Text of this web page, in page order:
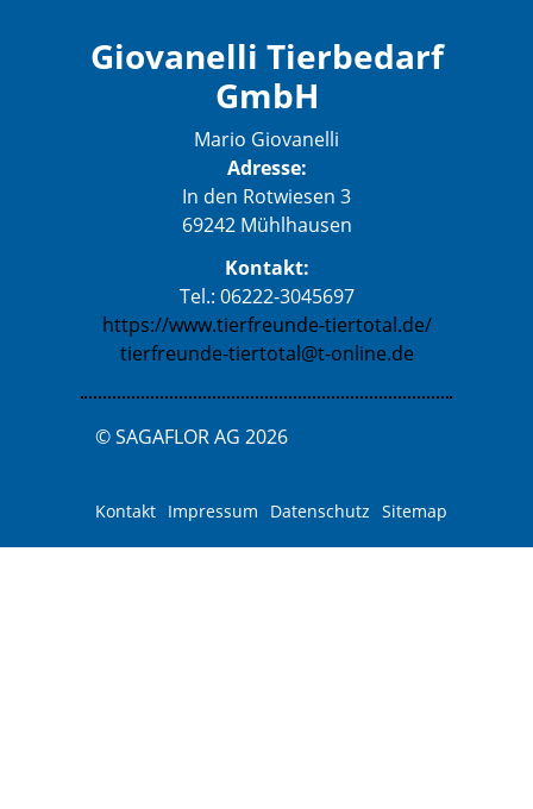
Giovanelli Tierbedarf
GmbH
Mario Giovanelli
Adresse:
In den Rotwiesen 3
69242 Mühlhausen
Kontakt:
Tel.: 06222-3045697
https://www.tierfreunde-tiertotal.de/
tierfreunde-tiertotal@t-online.de
© SAGAFLOR AG 2026
Kontakt Impressum Datenschutz Sitemap